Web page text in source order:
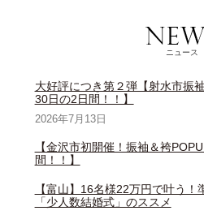
ニュース
大好評につき第２弾【射水市振
30日の2日間！！】
2026年7月13日
【金沢市初開催！振袖＆袴
間！！】
【富山】16名様22万円で叶う
「少人数結婚式」のススメ